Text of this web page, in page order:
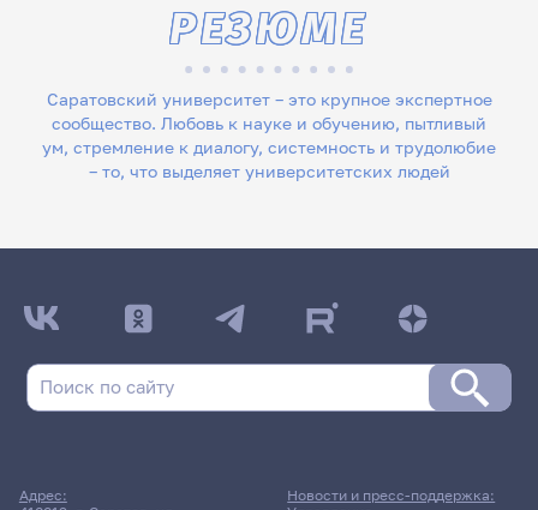
Саратовский университет – это крупное экспертное
сообщество. Любовь к науке и обучению, пытливый
ум, стремление к диалогу, системность и трудолюбие
– то, что выделяет университетских людей
РЕЗЮМЕ
Адрес:
Новости и пресс-поддержка: